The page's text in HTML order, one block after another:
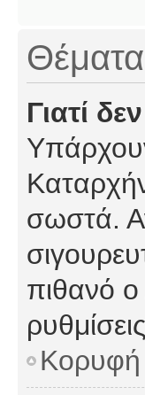
Γιατί
σωστά.
πιθανό ο
Κορυφή